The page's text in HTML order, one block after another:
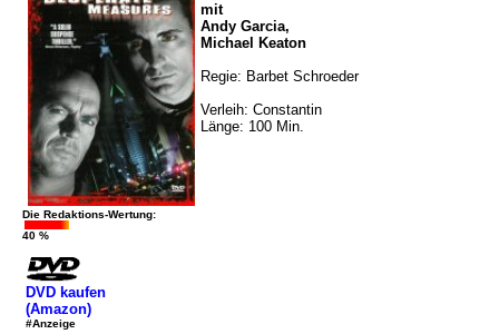
mit
Andy Garcia,
Michael Keaton
Regie: Barbet Schroeder
Verleih: Constantin
Länge: 100 Min.
Die Redaktions-Wertung:
40 %
DVD kaufen
(Amazon)
#Anzeige